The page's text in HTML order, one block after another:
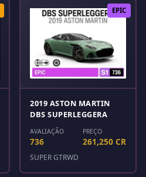
EPIC
2019 ASTON MARTIN
DBS SUPERLEGGERA
AVALIAÇÃO
736
PREÇO
261,250 CR
SUPER GTRWD